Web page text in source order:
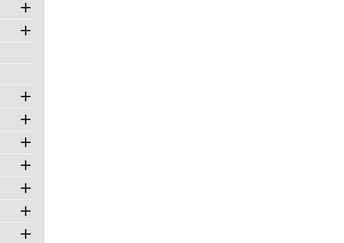








